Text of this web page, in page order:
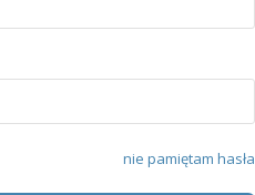
nie pamiętam hasła